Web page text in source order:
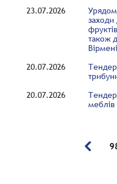
23.07.2026
Урядом
заходи
також
20.07.2026
20.07.2026
меблів